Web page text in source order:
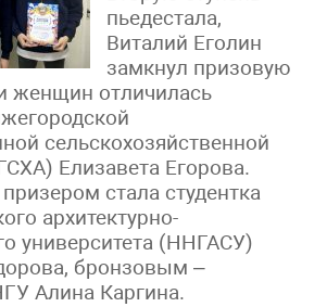
пьедестала,
Виталий Еголин
замкнул призовую
женщин отличилась
сельскохозяйственной
Елизавета Егорова.
стала студентка
архитектурно-
университета (ННГАСУ)
бронзовым –
Алина Каргина.